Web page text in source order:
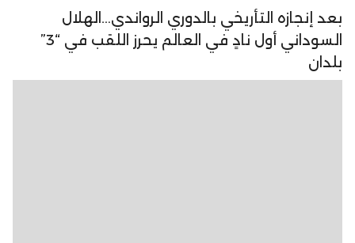
بعد إنجازه التأريخي بالدوري الرواندي…الهلال
السوداني أول نادٍ في العالم يحرز اللقب في “3”
بلدان